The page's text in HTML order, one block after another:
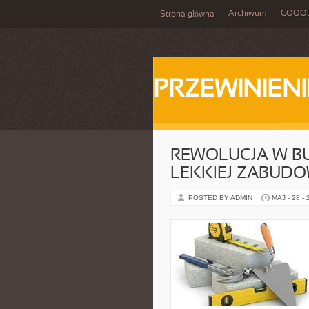
Strona główna Archiwum
REWOLUCJA W
LEKKIEJ
POSTED BY ADMIN MAJ - 28 -